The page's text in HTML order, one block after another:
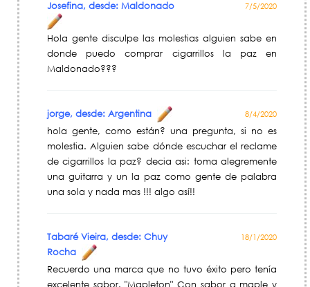
Josefina, desde: Maldonado 7/5/2020
Hola gente disculpe las molestias alguien sabe en
donde puedo comprar cigarrillos la paz en
Maldonado???
jorge, desde: Argentina 8/4/2020
hola gente, como están? una pregunta, si no es
molestia. Alguien sabe dónde escuchar el reclame
de cigarrillos la paz? decia asi: toma alegremente
una guitarra y un la paz como gente de palabra
una sola y nada mas !!! algo así!!
Tabaré Vieira, desde: Chuy
Rocha
18/1/2020
Recuerdo una marca que no tuvo éxito pero tenía